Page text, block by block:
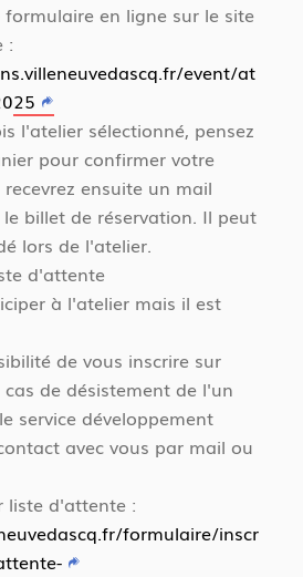
en ligne sur le site
:
event/at
l'atelier sélectionné, pensez
pour confirmer votre
ensuite un mail
billet de réservation. Il peut
lors de l'atelier.
d'attente
à l'atelier mais il est
de vous inscrire sur
de désistement de l'un
service développement
avec vous par mail ou
liste d'attente :
formulaire/inscr